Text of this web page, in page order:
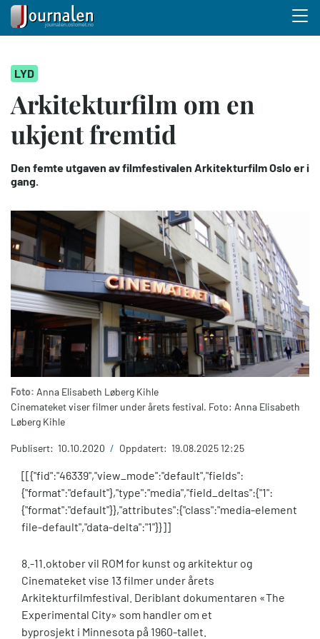
hovedinnhold
LYD
Arkitekturfilm om en
ukjent fremtid
Den femte utgaven av filmfestivalen Arkitekturfilm Oslo er i
gang.
Foto: Anna Elisabeth Løberg Kihle
Cinemateket viser filmer under årets festival. Foto: Anna Elisabeth
Løberg Kihle
Publisert: 10.10.2020 / Oppdatert: 19.08.2025 12:25
[[{"fid":"46339","view_mode":"default","fields":
{"format":"default"},"type":"media","field_deltas":{"1":
{"format":"default"}},"attributes":{"class":"media-element
file-default","data-delta":"1"}}]]
8.-11.oktober vil ROM for kunst og arkitektur og
Cinemateket vise 13 filmer under årets
Arkitekturfilmfestival. Deriblant dokumentaren «The
Experimental City» som handler om et
byprosjekt i Minnesota på 1960-tallet.